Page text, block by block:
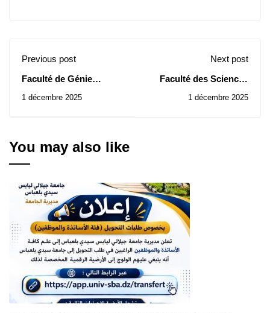
Previous post
Faculté de Génie
Consultation N° 51/2025
1 décembre 2025
Next post
Faculté des Sciences
Commerciales : Avis de
1 décembre 2025
You may also like